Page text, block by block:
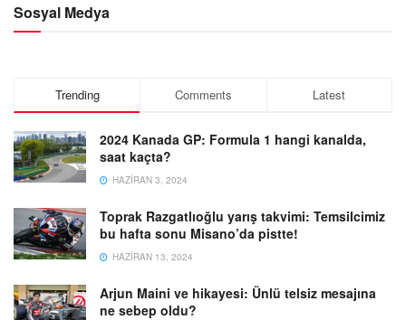
Sosyal Medya
Trending Comments Latest
2024 Kanada GP: Formula 1 hangi kanalda,
saat kaçta?
HAZIRAN 3, 2024
Toprak Razgatlıoğlu yarış takvimi: Temsilcimiz
bu hafta sonu Misano’da pistte!
HAZIRAN 13, 2024
Arjun Maini ve hikayesi: Ünlü telsiz mesajına
ne sebep oldu?